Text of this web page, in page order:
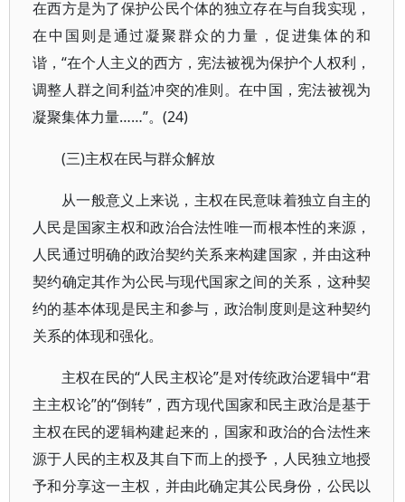
在西方是为了保护公民个体的独立存在与自我实现，
在中国则是通过凝聚群众的力量，促进集体的和
谐，“在个人主义的西方，宪法被视为保护个人权利，
调整人群之间利益冲突的准则。在中国，宪法被视为
凝聚集体力量……”。(24)
(三)主权在民与群众解放
从一般意义上来说，主权在民意味着独立自主的
人民是国家主权和政治合法性唯一而根本性的来源，
人民通过明确的政治契约关系来构建国家，并由这种
契约确定其作为公民与现代国家之间的关系，这种契
约的基本体现是民主和参与，政治制度则是这种契约
关系的体现和强化。
主权在民的“人民主权论”是对传统政治逻辑中“君
主主权论”的“倒转”，西方现代国家和民主政治是基于
主权在民的逻辑构建起来的，国家和政治的合法性来
源于人民的主权及其自下而上的授予，人民独立地授
予和分享这一主权，并由此确定其公民身份，公民以